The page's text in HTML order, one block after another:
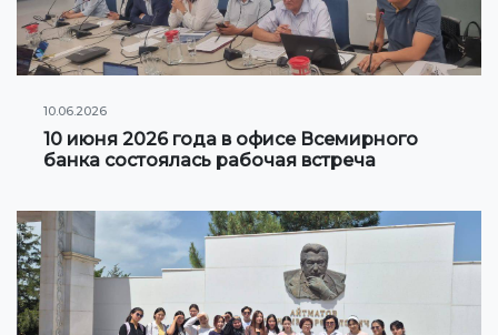
КОНТАКТНАЯ ИНФОРМАЦИЯ
10.06.2026
10 июня 2026 года в офисе Всемирного
банка состоялась рабочая встреча